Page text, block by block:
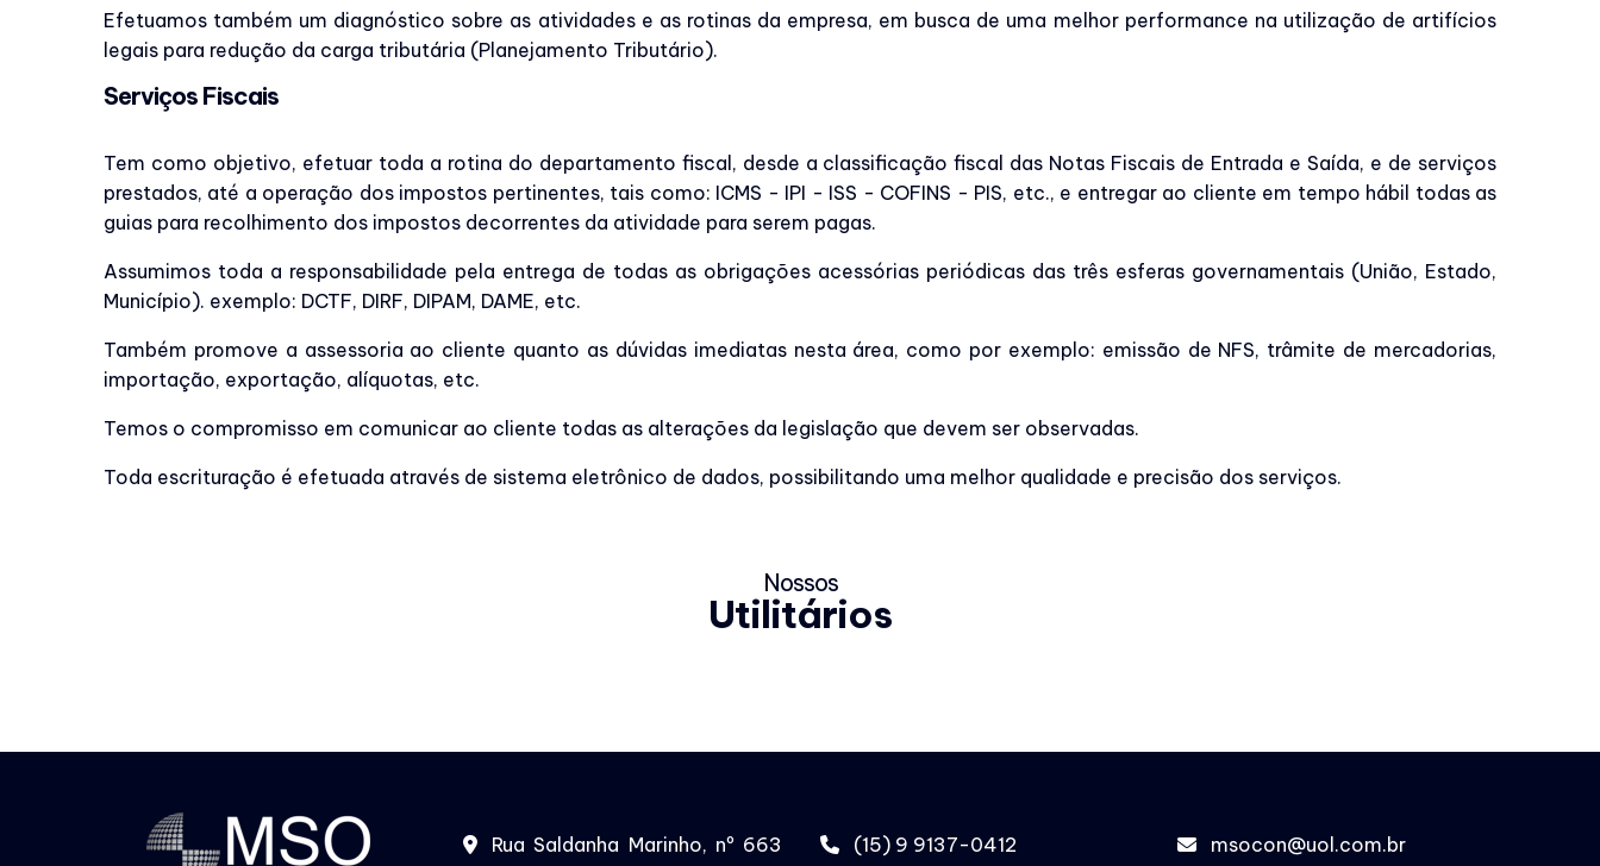
Efetuamos também um diagnóstico sobre as atividades e as rotinas da empresa, em busca de uma melhor performance na utilização de artifícios
legais para redução da carga tributária (Planejamento Tributário).
Serviços Fiscais
Tem como objetivo, efetuar toda a rotina do departamento fiscal, desde a classificação fiscal das Notas Fiscais de Entrada e Saída, e de serviços
prestados, até a operação dos impostos pertinentes, tais como: ICMS - IPI - ISS - COFINS - PIS, etc., e entregar ao cliente em tempo hábil todas as
guias para recolhimento dos impostos decorrentes da atividade para serem pagas.
Assumimos toda a responsabilidade pela entrega de todas as obrigações acessórias periódicas das três esferas governamentais (União, Estado,
Município). exemplo: DCTF, DIRF, DIPAM, DAME, etc.
Também promove a assessoria ao cliente quanto as dúvidas imediatas nesta área, como por exemplo: emissão de NFS, trâmite de mercadorias,
importação, exportação, alíquotas, etc.
Temos o compromisso em comunicar ao cliente todas as alterações da legislação que devem ser observadas.
Toda escrituração é efetuada através de sistema eletrônico de dados, possibilitando uma melhor qualidade e precisão dos serviços.
Nossos
Utilitários
Rua Saldanha Marinho, nº 663
(15) 9 9137-0412 msocon@uol.com.br